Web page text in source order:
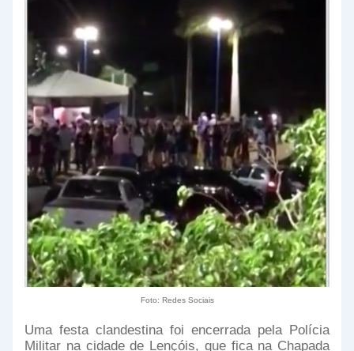
Foto: Redes Sociais
Uma festa clandestina foi encerrada pela Polícia
Militar na cidade de Lençóis, que fica na Chapada